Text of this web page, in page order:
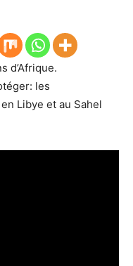
d’Afrique.
les
Libye et au Sahel